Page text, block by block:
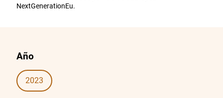
NextGenerationEu.
Año
2023